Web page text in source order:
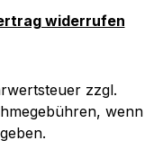
widerrufen
zzgl.
wenn